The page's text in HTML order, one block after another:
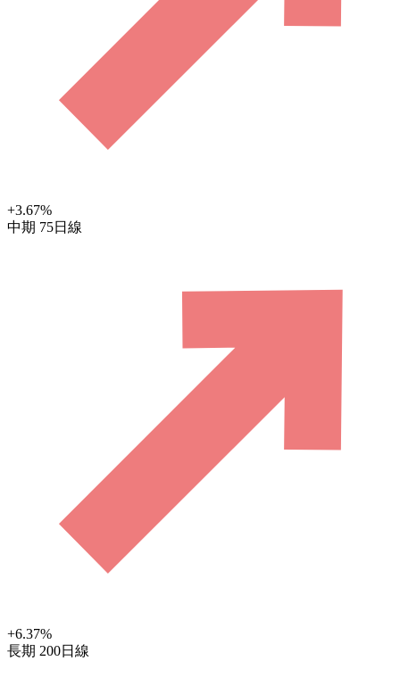
+3.67%
中期 75日線
+6.37%
長期 200日線